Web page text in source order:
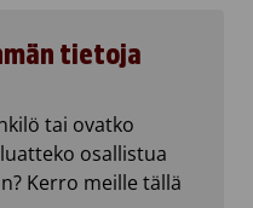
tietoja
tai ovatko
osallistua
Kerro meille tällä